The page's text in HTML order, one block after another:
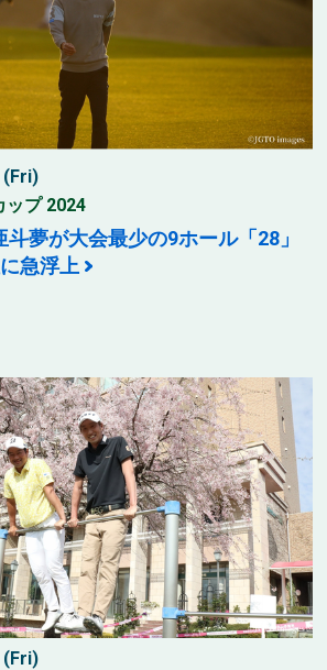
(Fri)
ップ 2024
夢が大会最少の9ホール「28」
急浮上
(Fri)